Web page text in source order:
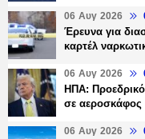
06 Αυγ 2026
Έρευνα για
καρτέλ
06 Αυγ 2026
ΗΠΑ:
σε αεροσκάφος
06 Αυγ 2026